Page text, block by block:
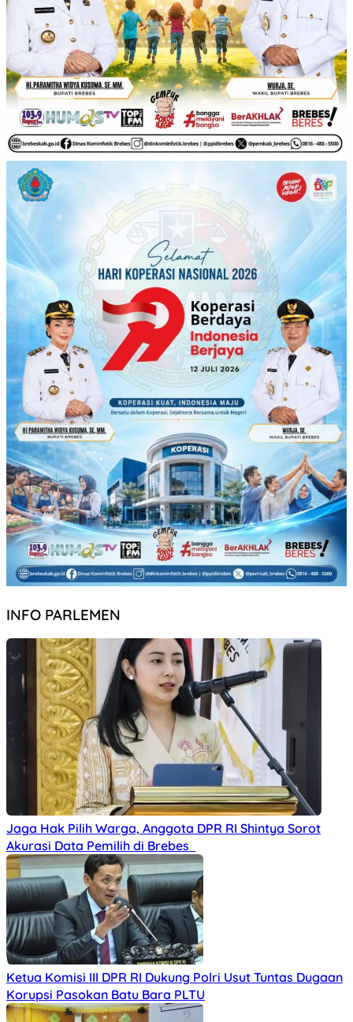
INFO PARLEMEN
Jaga Hak Pilih Warga, Anggota DPR RI Shintya Sorot
Akurasi Data Pemilih di Brebes
Ketua Komisi III DPR RI Dukung Polri Usut Tuntas Dugaan
Korupsi Pasokan Batu Bara PLTU